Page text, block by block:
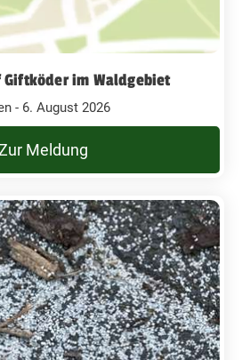
Giftköder im Waldgebiet
- 6. August 2026
Meldung